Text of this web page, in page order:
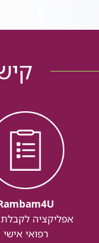
אפליקציה
רפואי אישי